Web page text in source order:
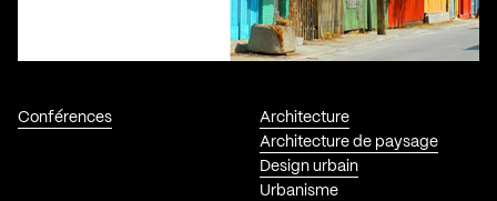
Conférences
Architecture
Architecture de paysage
Design urbain
Urbanisme